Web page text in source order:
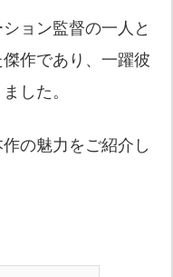
ョン監督の一人と
作であり、一躍彼
した。
の魅力をご紹介し